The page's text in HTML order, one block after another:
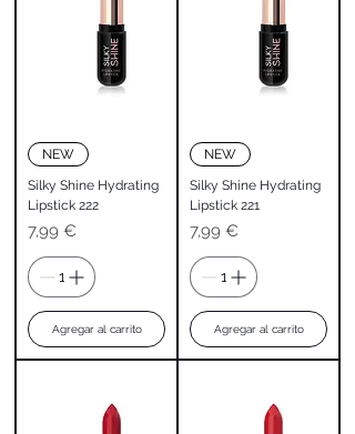
NEW
Silky Shine Hydrating
Lipstick 222
Precio
7,99 €
Agregar al carrito
NEW
Silky Shine Hydrating
Lipstick 221
Precio
7,99 €
Agregar al carrito